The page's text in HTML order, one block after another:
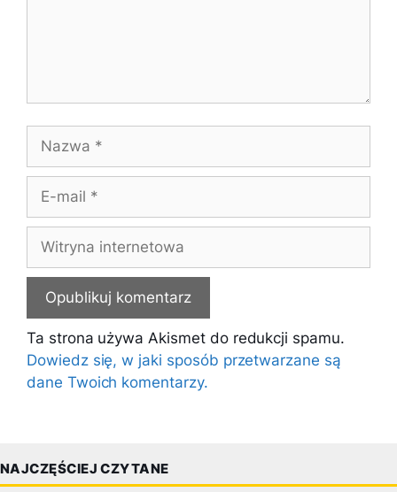
Nazwa
Witryna
internetowa
Ta strona używa Akismet do redukcji spamu.
Dowiedz się, w jaki sposób przetwarzane są
dane Twoich komentarzy.
NAJCZĘŚCIEJ CZYTANE